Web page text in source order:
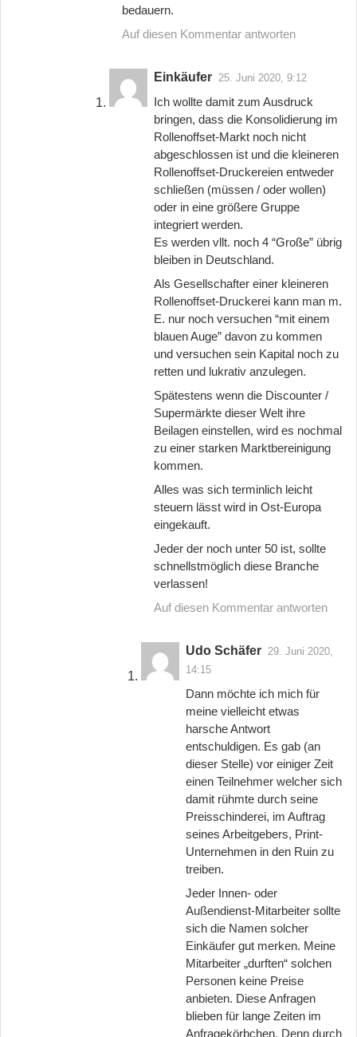
bedauern.
Auf diesen Kommentar antworten
Einkäufer 25. Juni 2020, 9:12
Ich wollte damit zum Ausdruck
bringen, dass die Konsolidierung im
Rollenoffset-Markt noch nicht
abgeschlossen ist und die kleineren
Rollenoffset-Druckereien entweder
schließen (müssen / oder wollen)
oder in eine größere Gruppe
integriert werden.
Es werden vllt. noch 4 “Große” übrig
bleiben in Deutschland.
Als Gesellschafter einer kleineren
Rollenoffset-Druckerei kann man m.
E. nur noch versuchen “mit einem
blauen Auge” davon zu kommen
und versuchen sein Kapital noch zu
retten und lukrativ anzulegen.
Spätestens wenn die Discounter /
Supermärkte dieser Welt ihre
Beilagen einstellen, wird es nochmal
zu einer starken Marktbereinigung
kommen.
Alles was sich terminlich leicht
steuern lässt wird in Ost-Europa
eingekauft.
Jeder der noch unter 50 ist, sollte
schnellstmöglich diese Branche
verlassen!
Auf diesen Kommentar antworten
Udo Schäfer 29. Juni 2020,
14:15
Dann möchte ich mich für
meine vielleicht etwas
harsche Antwort
entschuldigen. Es gab (an
dieser Stelle) vor einiger Zeit
einen Teilnehmer welcher sich
damit rühmte durch seine
Preisschinderei, im Auftrag
seines Arbeitgebers, Print-
Unternehmen in den Ruin zu
treiben.
Jeder Innen- oder
Außendienst-Mitarbeiter sollte
sich die Namen solcher
Einkäufer gut merken. Meine
Mitarbeiter „durften“ solchen
Personen keine Preise
anbieten. Diese Anfragen
blieben für lange Zeiten im
Anfragekörbchen. Denn durch